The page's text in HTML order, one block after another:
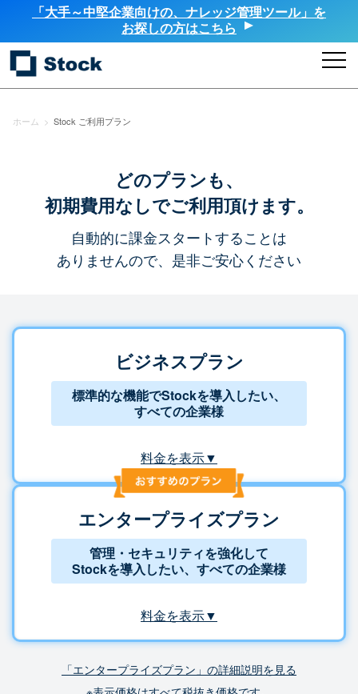
「大手～中堅企業向けの、ナレッジ管理ツール」を
お探しの方はこちら
ホーム > Stock ご利用プラン
どのプランも、
初期費用なしでご利用頂けます。
自動的に課金スタートすることは
ありませんので、是非ご安心ください
ビジネスプラン
標準的な機能でStockを導入したい、
すべての企業様
料金を表示▼
エンタープライズプラン
管理・セキュリティを強化して
Stockを導入したい、すべての企業様
料金を表示▼
「エンタープライズプラン」の詳細説明を見る